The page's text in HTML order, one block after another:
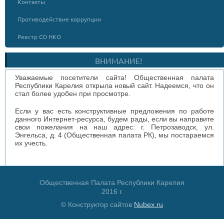
Противодействие коррупции
Реестр СО НКО
ВНИМАНИЕ!
Уважаемые посетители сайта! Общественная палата
Республики Карелия открыла новый сайт. Надеемся, что он
стал более удобен при просмотре.
Если у вас есть конструктивные предложения по работе
данного Интернет-ресурса, будем рады, если вы направите
свои пожелания на наш адрес: г. Петрозаводск, ул.
Энгельса, д. 4 (Общественная палата РК), мы постараемся
их учесть.
Общественная Палата Республики Карелия
2016 г.
© Конструктор сайтов Nubex.ru